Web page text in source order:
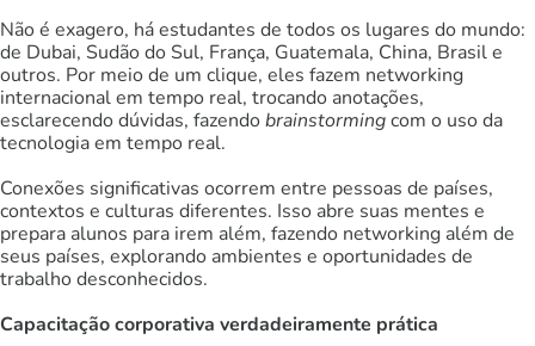
Não é exagero, há estudantes de todos os lugares do mundo:
de Dubai, Sudão do Sul, França, Guatemala, China, Brasil e
outros. Por meio de um clique, eles fazem networking
internacional em tempo real, trocando anotações,
esclarecendo dúvidas, fazendobrainstormingcom o uso da
tecnologia em tempo real.
Conexões significativas ocorrem entre pessoas de países,
contextos e culturas diferentes. Isso abre suas mentes e
prepara alunos para irem além, fazendo networking além de
seus países, explorando ambientes e oportunidades de
trabalho desconhecidos.
Capacitação corporativa verdadeiramente prática